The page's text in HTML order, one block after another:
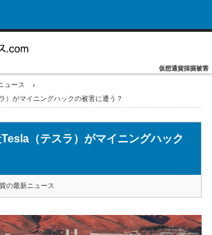
仮想通貨採掘被害
ュース
）がマイニングハックの被害に遭う？
（テスラ）がマイニングハック
の最新ニュース